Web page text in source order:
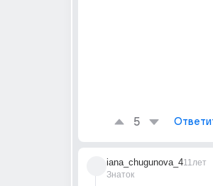
5
iana_chugunova_4
Знаток
11лет